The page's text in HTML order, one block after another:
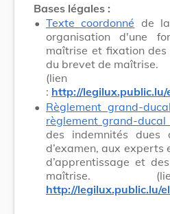
Bases légales :
• Texte coordonné de la
organisation d'une
maîtrise et fixation
du brevet de maîtrise.
: http://
• Règlement grand-
règlement grand-
des indemnités dues
d’examen, aux
d’apprentissage et
http://legilux.public.lu/